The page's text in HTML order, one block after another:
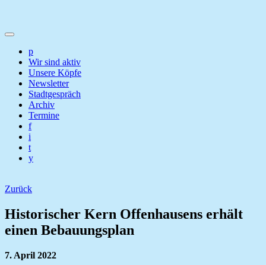
p
Wir sind aktiv
Unsere Köpfe
Newsletter
Stadtgespräch
Archiv
Termine
f
i
t
y
Zurück
Historischer Kern Offenhausens erhält
einen Bebauungsplan
7. April 2022